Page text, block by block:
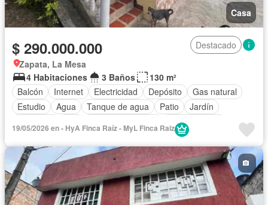
Casa
$ 290.000.000
Destacado
Zapata, La Mesa
4 Habitaciones
3 Baños
130 m²
Balcón
Internet Electricidad Depósito
Gas natural
Estudio
Agua Tanque de agua Patio
Jardín
Permite niños
19/05/2026 en - HyA Finca Raíz - MyL Finca Raiz